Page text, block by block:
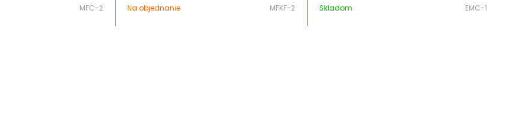
MFC-2 Na objednanie MFKF-2 Skladom EMC-1